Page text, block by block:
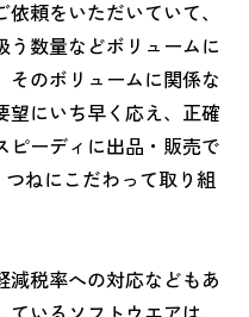
頼をいただいていて、
う数量などボリュームに
そのボリュームに関係な
望にいち早く応え、正確
ピーディに出品・販売で
ねにこだわって取り組
税率への対応などもあ